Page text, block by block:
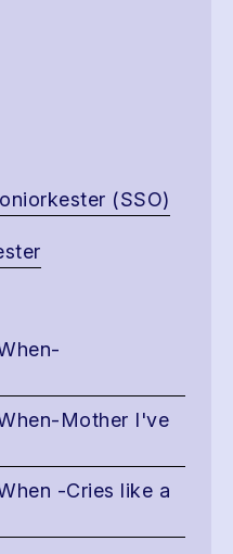
(SSO)
Mother I've
-Cries like a